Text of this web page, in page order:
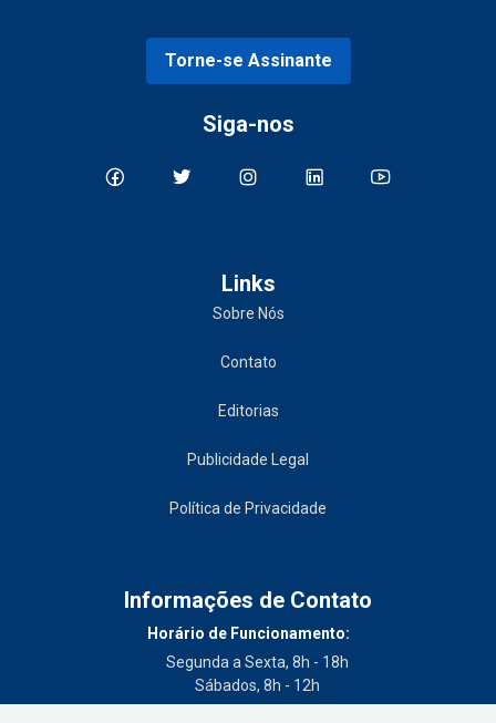
Torne-se Assinante
Siga-nos
Links
Sobre Nós
Contato
Editorias
Publicidade Legal
Política de Privacidade
Informações de Contato
Horário de Funcionamento:
Segunda a Sexta, 8h - 18h
Sábados, 8h - 12h